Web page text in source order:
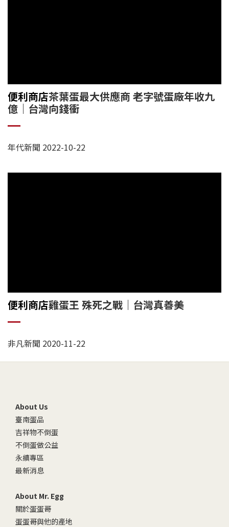
便利商店茶葉蛋最大供應商 老字號蛋廠年收九
億｜台灣向錢衝
年代新聞 2022-10-22
便利商店雞蛋王 殊死之戰｜台灣真善美
非凡新聞 2020-11-22
About Us
臺南蛋品
吉祥物不倒蛋
不倒蛋做公益
永續專區
最新消息
About Mr. Egg
關於蛋蛋哥
蛋蛋哥與他的產地